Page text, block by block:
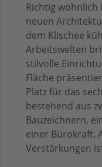
Richtig wohnlich
neuen
dem Klischee
Arbeitswelten
stilvolle
Fläche
Platz für das
bestehend aus
Bauzeichnern,
einer Bürokraft.
Verstärkungen